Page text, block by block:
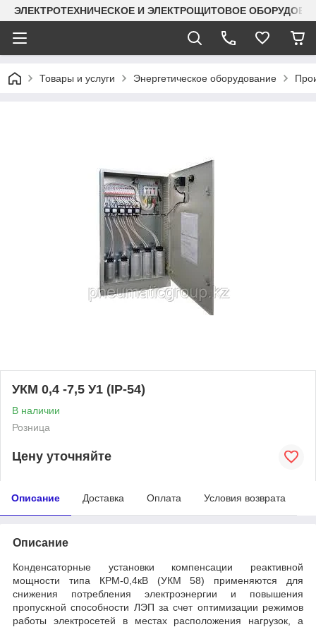
ЭЛЕКТРОТЕХНИЧЕСКОЕ И ЭЛЕКТРОЩИТОВОЕ
Товары и услуги Энергетическое оборудование
УКМ 0,4 -7,5 У1 (IP-54)
В наличии
Розница
Цену уточняйте
Описание Доставка Оплата Условия возврата
Описание
Конденсаторные установки компенсации реактивной
мощности типа КРМ-0,4кВ (УКМ 58) применяются для
снижения потребления электроэнергии и повышения
пропускной способности ЛЭП за счет оптимизации режимов
работы электросетей в местах расположения нагрузок, а